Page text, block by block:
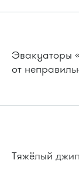
Эвакуаторы
от
Тяжёлый